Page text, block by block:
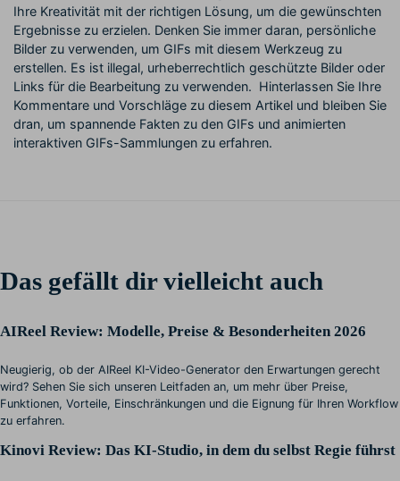
Ihre Kreativität mit der richtigen Lösung, um die gewünschten
Ergebnisse zu erzielen. Denken Sie immer daran, persönliche
Bilder zu verwenden, um GIFs mit diesem Werkzeug zu
erstellen. Es ist illegal, urheberrechtlich geschützte Bilder oder
Links für die Bearbeitung zu verwenden. Hinterlassen Sie Ihre
Kommentare und Vorschläge zu diesem Artikel und bleiben Sie
dran, um spannende Fakten zu den GIFs und animierten
interaktiven GIFs-Sammlungen zu erfahren.
Das gefällt dir vielleicht auch
AIReel Review: Modelle, Preise & Besonderheiten 2026
Neugierig, ob der AIReel KI-Video-Generator den Erwartungen gerecht
wird? Sehen Sie sich unseren Leitfaden an, um mehr über Preise,
Funktionen, Vorteile, Einschränkungen und die Eignung für Ihren Workflow
zu erfahren.
Kinovi Review: Das KI-Studio, in dem du selbst Regie führst